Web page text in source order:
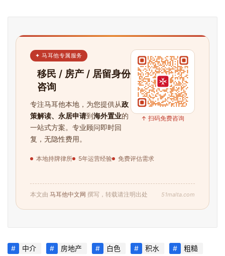
✦ 马耳他专属服务
移民 / 房产 / 居留身份
咨询
专注马耳他本地，为您提供从政
策解读、永居申请到海外置业的
一站式方案。专业顾问即时回
复，无隐性费用。
本地持牌律所 5年运营经验 免费评估需求
↑ 扫码免费咨询
本文由 马耳他中文网 撰写，转载请注明出处 51malta.com
中介 房地产 白色 积水
粗糙